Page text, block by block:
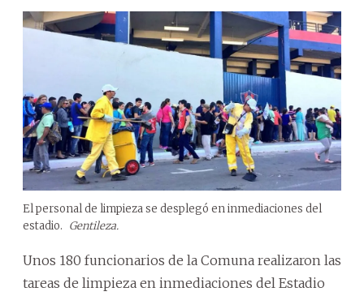
El personal de limpieza se desplegó en inmediaciones del
estadio. Gentileza.
Unos 180 funcionarios de la Comuna realizaron las
tareas de limpieza en inmediaciones del Estadio